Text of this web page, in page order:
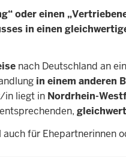
oder einen
in einen
nach Deutschland an
in einem anderen
in liegt in Nordrhein-
für Ehepartnerinnen